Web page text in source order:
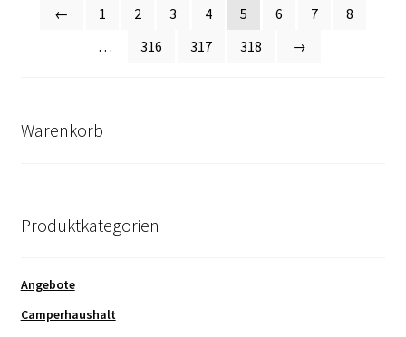
←
1 2 3 4 5 6 7
8
…
316 317 318 →
Warenkorb
Produktkategorien
Angebote
Camperhaushalt